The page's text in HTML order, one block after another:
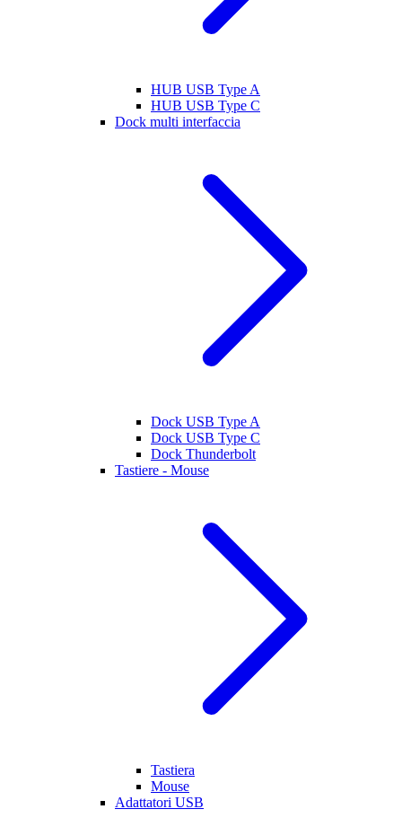
HUB USB Type A
HUB USB Type C
Dock multi interfaccia
Dock USB Type A
Dock USB Type C
Dock Thunderbolt
Tastiere - Mouse
Tastiera
Mouse
Adattatori USB